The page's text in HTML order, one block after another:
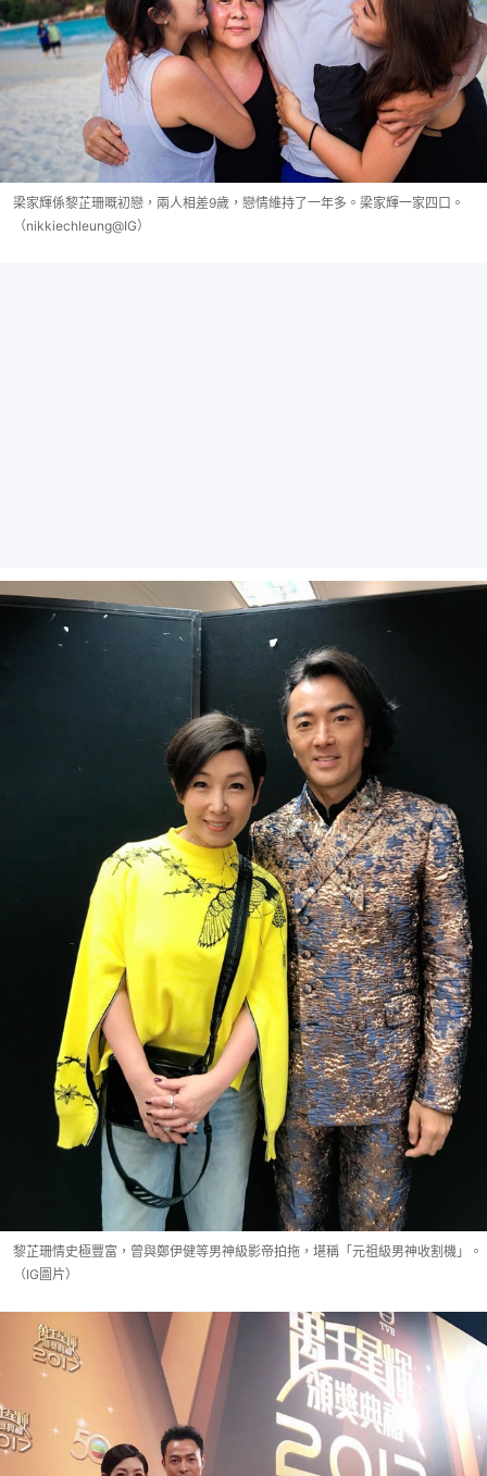
梁家輝係黎芷珊嘅初戀，兩人相差9歲，戀情維持了一年多。梁家輝一家四口。
（nikkiechleung@IG）
黎芷珊情史極豐富，曾與鄭伊健等男神級影帝拍拖，堪稱「元祖級男神收割機」。
（IG圖片）